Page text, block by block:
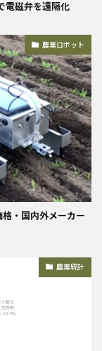
電磁弁を遠隔化
農業ロボット
・国内外メーカー
農業統計